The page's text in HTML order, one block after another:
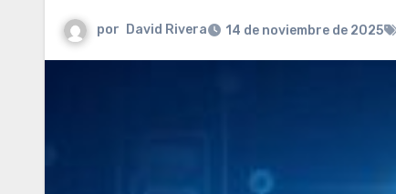
por David Rivera 14 de noviembre de 2025